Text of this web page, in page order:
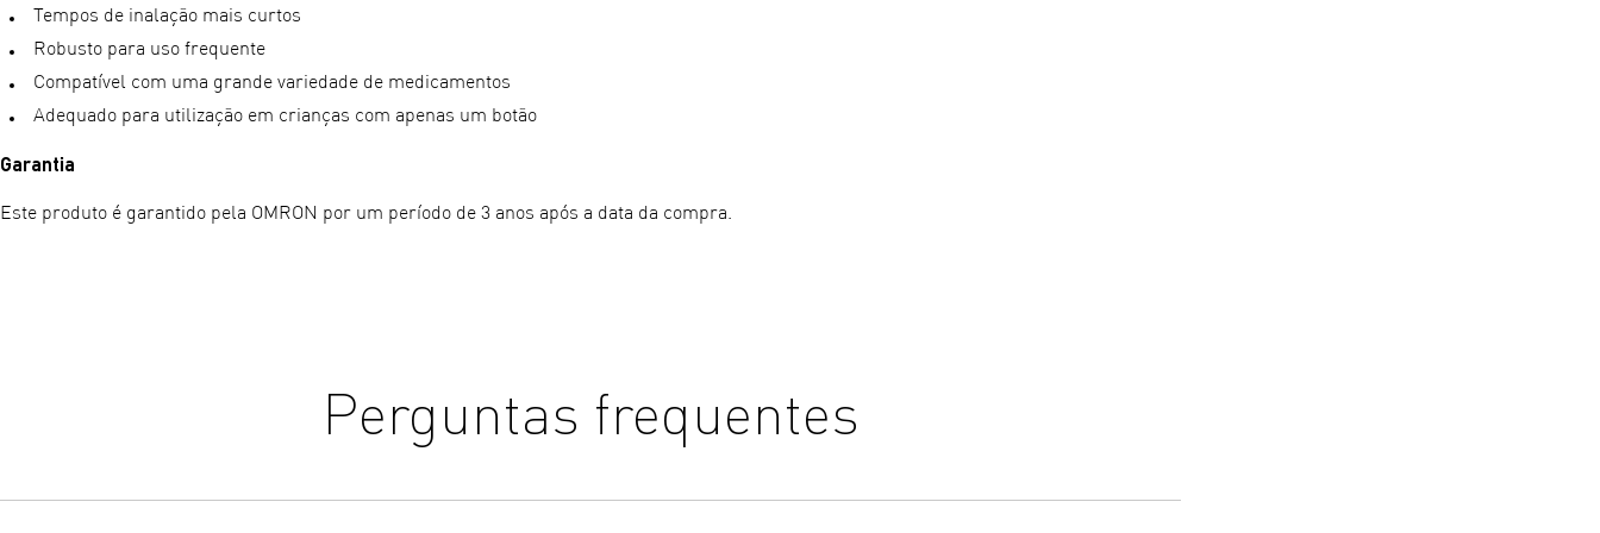
Tempos de inalação mais curtos
Robusto para uso frequente
Compatível com uma grande variedade de medicamentos
Adequado para utilização em crianças com apenas um botão
Garantia
Este produto é garantido pela OMRON por um período de 3 anos após a data da compra.
Perguntas frequentes